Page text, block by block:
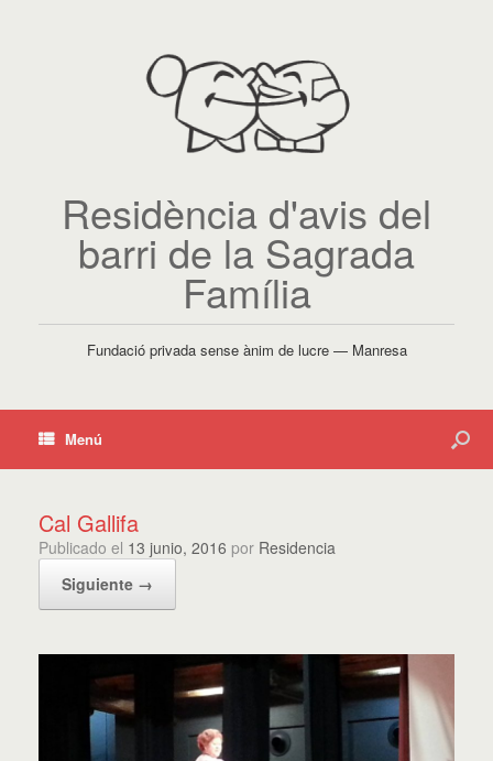
Residència d'avis del
barri de la Sagrada
Família
Fundació privada sense ànim de lucre — Manresa
Menú
Cal Gallifa
Publicado el 13 junio, 2016 por Residencia
Siguiente →